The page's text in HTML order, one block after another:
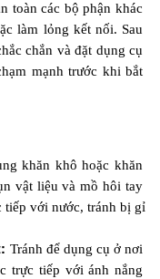
toàn các bộ phận khác
làm lỏng kết nối. Sau
chắn và đặt dụng cụ
mạnh trước khi bắt
khăn khô hoặc khăn
vật liệu và mồ hôi tay
tiếp với nước, tránh bị gỉ
Tránh để dụng cụ ở nơi
trực tiếp với ánh nắng